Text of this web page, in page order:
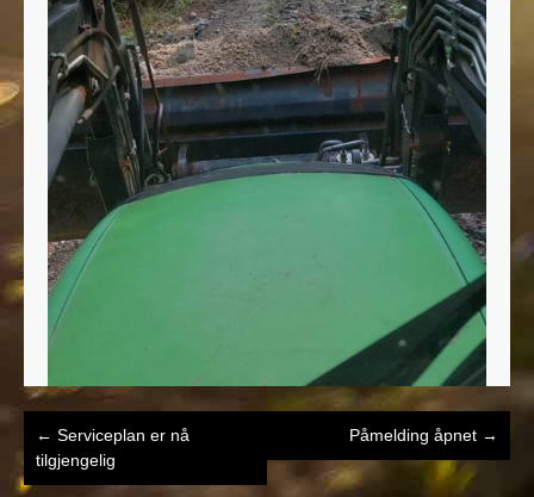
navigation
← Serviceplan er nå
tilgjengelig
Påmelding åpnet →